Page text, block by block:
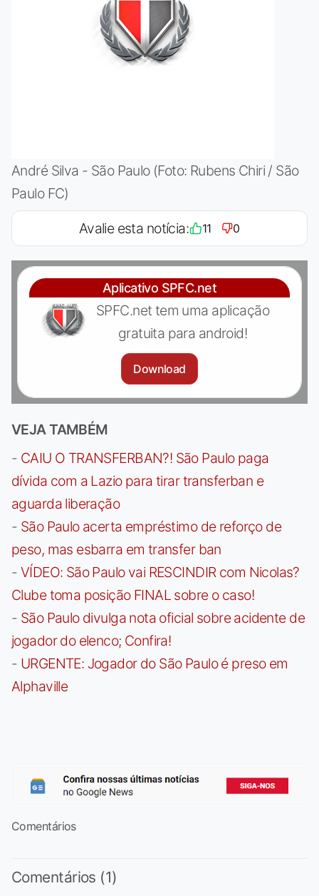
André Silva - São Paulo (Foto: Rubens Chiri / São
Paulo FC)
Avalie esta notícia: 11 0
Aplicativo SPFC.net
SPFC.net tem uma aplicação
gratuita para android!
Download
VEJA TAMBÉM
- CAIU O TRANSFERBAN?! São Paulo paga
dívida com a Lazio para tirar transferban e
aguarda liberação
- São Paulo acerta empréstimo de reforço de
peso, mas esbarra em transfer ban
- VÍDEO: São Paulo vai RESCINDIR com Nicolas?
Clube toma posição FINAL sobre o caso!
- São Paulo divulga nota oficial sobre acidente de
jogador do elenco; Confira!
- URGENTE: Jogador do São Paulo é preso em
Alphaville
Comentários
Comentários (1)